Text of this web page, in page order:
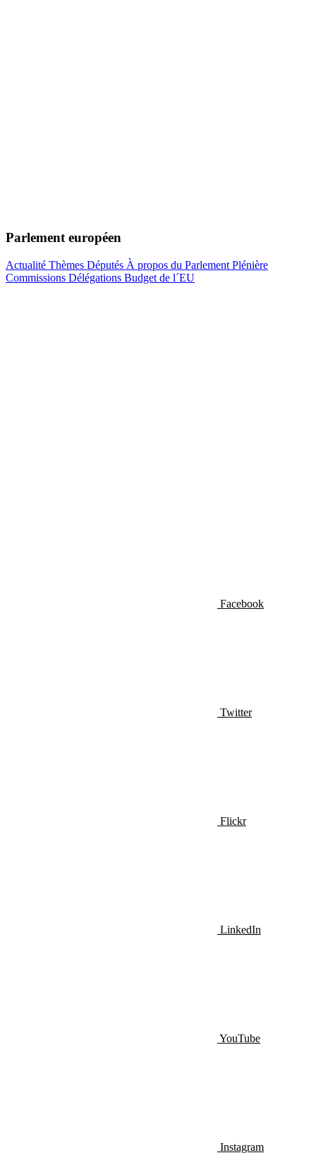
Parlement européen
Actualité Thèmes Députés À propos du Parlement Plénière
Commissions Délégations Budget de l´EU
Facebook
Twitter
Flickr
LinkedIn
YouTube
Instagram